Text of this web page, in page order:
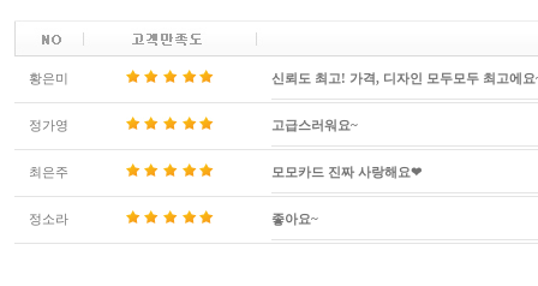
황은미 신뢰도 최고! 가격, 디자인 모두모두 최고에요
정가영 고급스러워요~
최은주 모모카드 진짜 사랑해요❤
정소라 좋아요~